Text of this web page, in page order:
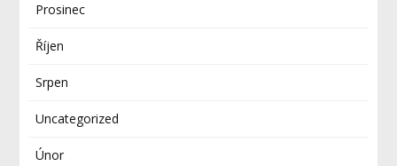
Prosinec
Říjen
Srpen
Uncategorized
Únor